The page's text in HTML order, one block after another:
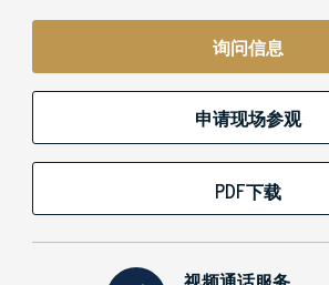
询问信息
申请现场参观
PDF下载